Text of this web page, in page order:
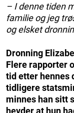
– I denne tiden
familie og jeg
og elsket
Dronning
Flere rapporter
tid etter hennes
tidligere
minnes han sitt
hevder at hun